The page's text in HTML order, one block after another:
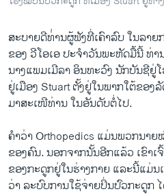
ສຽງ
ລາຍການກະຈາຍສຽງ
ລາຍງານ
ຕິດຕາມພວກເຮົາ ທີ່
ພາສາຕ່າງໆ
ສະບາຍດີທ່່ານຜູ້ຟັງທີ່ເຄົາລົບ ໃນລາ
ຂອງ ວີໂອເອ ປະຈຳວັນພະຫັດມື້ນີ້ ທ່
ນາງແພມ​ເມີ​ລາ ອິນ​ທະ​ວົງ ນັກບັນ​ຊີ
ຢູ່​ເມືອງ Stuart ຕັ້ງ​ຢູ່​ໃນ​ພາກ​ໃຕ້​ຂອ
ມາ​ສະ​ເໜີ​ທ່ານ ໃນ​ອັນ​ດັບ​ຕໍ່​ໄປ.
ຄຳ​ວ່າ Orthopedics ແມ່ນພວ​ກ​ນ​າ
ຂອງ​ຄົນ. ນອກ​ຈາກ​ນັ້ນ​ອີກ​ແລ້ວ ເຂົ​າ​
ຂອງ​ກະ​ດູກຢູ່​ໃນຮ່າງ​ກາຍ ແລະ​ນີ້​ແມ່
ວ່າ ລະ​ບົບ​ການ​ໃຊ້​ຈ່າຍ​ປິ່ນ​ປົວກະ​ດູກ